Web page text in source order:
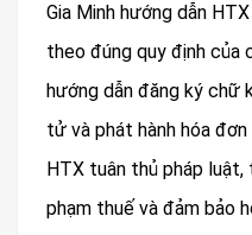
Gia Minh hướng dẫn
theo đúng quy định của
hướng dẫn đăng ký chữ
tử và phát hành hóa
HTX tuân thủ pháp
phạm thuế và đảm bảo